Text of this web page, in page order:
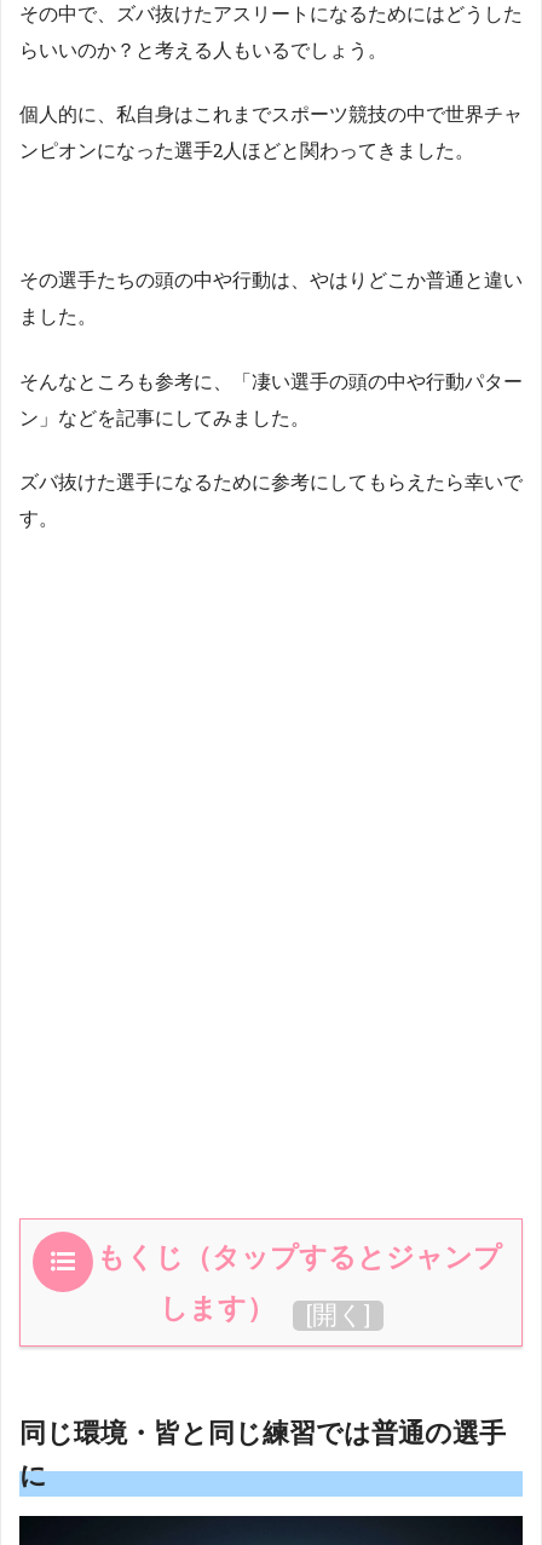
その中で、ズバ抜けたアスリートになるためにはどうした
らいいのか？と考える人もいるでしょう。
個人的に、私自身はこれまでスポーツ競技の中で世界チャ
ンピオンになった選手2人ほどと関わってきました。
その選手たちの頭の中や行動は、やはりどこか普通と違い
ました。
そんなところも参考に、「凄い選手の頭の中や行動パター
ン」などを記事にしてみました。
ズバ抜けた選手になるために参考にしてもらえたら幸いで
す。
もくじ（タップするとジャンプ
します）
[開く ]
同じ環境・皆と同じ練習では普通の選手
に